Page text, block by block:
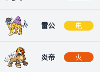
雷公 电
炎帝 火